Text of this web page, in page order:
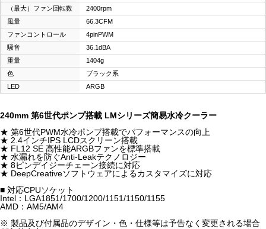
（最大）ファン回転数
2400rpm
風量
66.3CFM
ファンコントロール
4pinPWM
騒音
36.1dBA
重量
1404g
色
ブラック系
LED
ARGB
240mm 第6世代ポンプ搭載 LMシリーズ簡易水冷クーラー
★ 第6世代PWM水冷ポンプ搭載でパフォーマンスの向上
★ 2.4インチIPS LCDスクリーン搭載
★ FL12 SE 高性能ARGBファンを標準搭載
★ 水漏れを防ぐAnti-Leakテクノロジー
★ 8ピンデイジーチェーン接続に対応
★ DeepCreativeソフトウェアによるカスタマイズに対応
■ 対応CPUソケット
Intel：LGA1851/1700/1200/1151/1150/1155
AMD：AM5/AM4
※ 製品及び付属品のデザイン・色・仕様等は予告なく変更される場合